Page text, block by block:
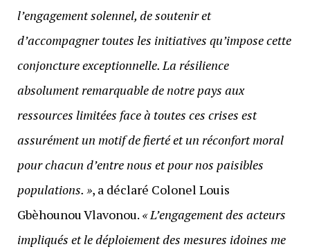
l’engagement solennel, de soutenir et
d’accompagner toutes les initiatives qu’impose cette
conjoncture exceptionnelle. La résilience
absolument remarquable de notre pays aux
ressources limitées face à toutes ces crises est
assurément un motif de fierté et un réconfort moral
pour chacun d’entre nous et pour nos paisibles
populations. », a déclaré Colonel Louis
Gbèhounou Vlavonou. « L’engagement des acteurs
impliqués et le déploiement des mesures idoines me